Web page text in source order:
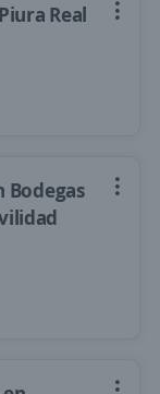
Real
Bodegas